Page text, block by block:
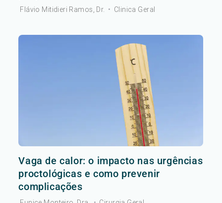
Flávio Mitidieri Ramos, Dr. • Clinica Geral
Vaga de calor: o impacto nas urgências
proctológicas e como prevenir
complicações